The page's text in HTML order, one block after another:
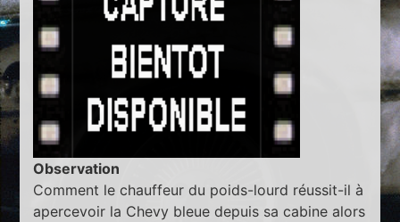
Observation
Comment le chauffeur du poids-lourd réussit-il à
apercevoir la Chevy bleue depuis sa cabine alors